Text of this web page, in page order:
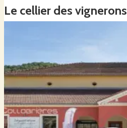
Le cellier des vignerons